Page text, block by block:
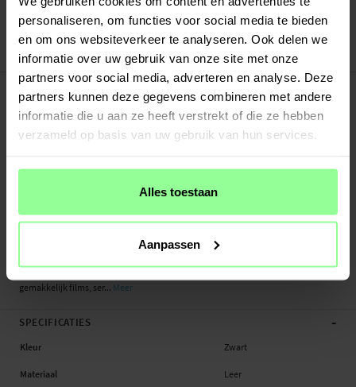
personaliseren, om functies voor social media te bieden
en om ons websiteverkeer te analyseren. Ook delen we
informatie over uw gebruik van onze site met onze
partners voor social media, adverteren en analyse. Deze
partners kunnen deze gegevens combineren met andere
informatie die u aan ze heeft verstrekt of die ze hebben
verzameld op basis van uw gebruik van hun services.
Alles toestaan
Aanpassen
Veilig betalen met Klarna of Paypal
30 dagen retourrecht
Art number:20652
PRODUCTBESCHRIJVING -
Bookcover hoesje van echt leer voor de Sony Xperia XZ2 Compact Het hoesje
beschermt je hele telefoon en heeft plek voor pasjes aan de binnenkant van de
voorflap. De pasjeshouder heeft drie vakken en een groter vakje voor briefgeld
De telefoon zit veilig vast in de flexibele, stootvaste TPU-houder en wordt
wordt je telefoon zowel aan de voor-, achter- en zijkanten beschermd tegen
Buig de achterflap om je telefoon horizontaal neer te kunnen zetten en
gemakkelijk films, ser... Meer
SPECIFICATIES -
Kleur Zwart
Materiaal Leer